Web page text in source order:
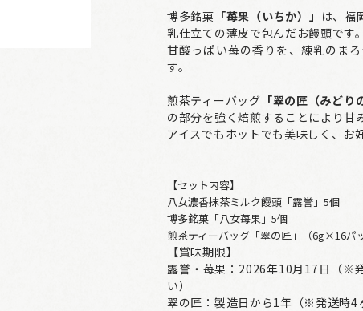
博多銘菓 「苺果（いちか）」 は、福
乳仕立ての薄皮で包んだお饅頭です。
甘酸っぱい苺の香りを、練乳のま
す。
煎茶ティーバッグ 「翠の匠（みどり
の部分を強く焙煎することにより甘
アイスでもホットでも美味しく、お
【セット内容】
八女濃香抹茶ミルク饅頭「露誉」5個
博多銘菓「八女苺果」5個
煎茶ティーバッグ「翠の匠」（6g×16パ
【賞味期限】
露誉・苺果：2026年10月17日（※
い）
翠の匠：製造日から1年（※発送時4